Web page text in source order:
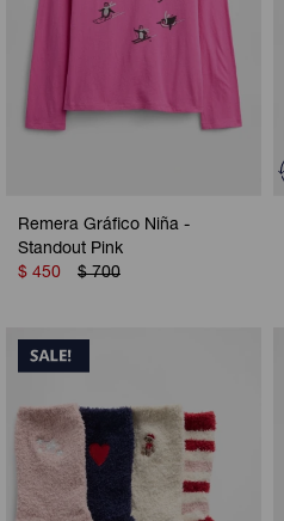
Remera Gráfico Niña -
Standout Pink
$ 450 $ 700